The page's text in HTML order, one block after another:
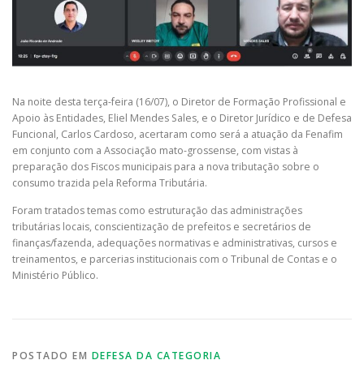
Na noite desta terça-feira (16/07), o Diretor de Formação Profissional e
Apoio às Entidades, Eliel Mendes Sales, e o Diretor Jurídico e de Defesa
Funcional, Carlos Cardoso, acertaram como será a atuação da Fenafim
em conjunto com a Associação mato-grossense, com vistas à
preparação dos Fiscos municipais para a nova tributação sobre o
consumo trazida pela Reforma Tributária.
Foram tratados temas como estruturação das administrações
tributárias locais, conscientização de prefeitos e secretários de
finanças/fazenda, adequações normativas e administrativas, cursos e
treinamentos, e parcerias institucionais com o Tribunal de Contas e o
Ministério Público.
POSTADO EM DEFESA DA CATEGORIA